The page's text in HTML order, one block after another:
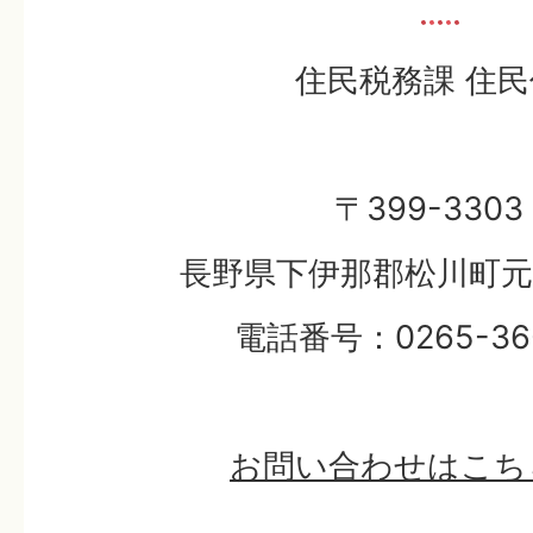
住民税務課 住
〒399-3303
長野県下伊那郡松川町
電話番号：0265-
お問い合わせはこ